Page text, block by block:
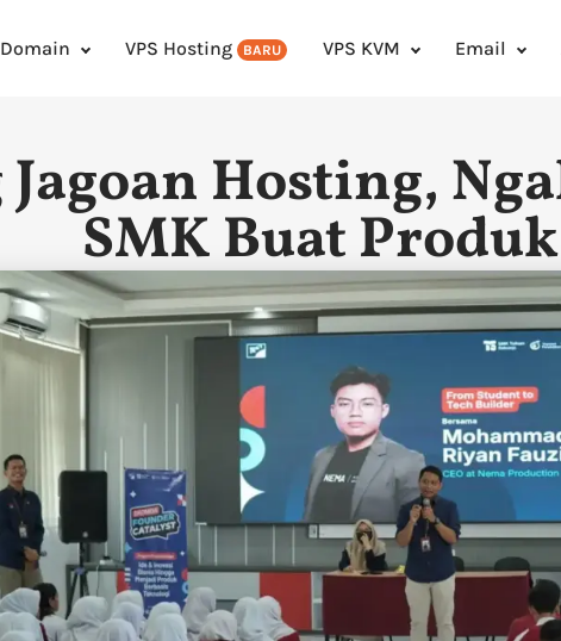
Domain VPS Hosting BARU VPS KVM Email
Hosting,
SMK Buat